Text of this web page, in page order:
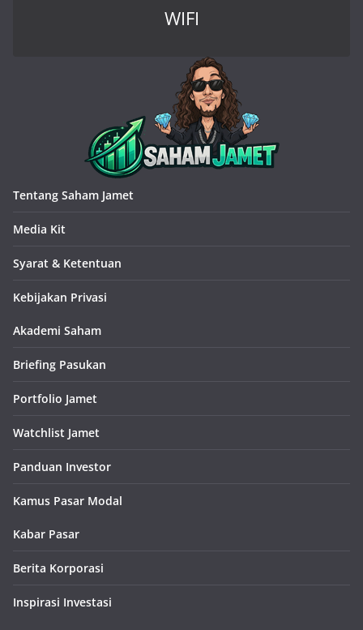
WIFI
Tentang Saham Jamet
Media Kit
Syarat & Ketentuan
Kebijakan Privasi
Akademi Saham
Briefing Pasukan
Portfolio Jamet
Watchlist Jamet
Panduan Investor
Kamus Pasar Modal
Kabar Pasar
Berita Korporasi
Inspirasi Investasi